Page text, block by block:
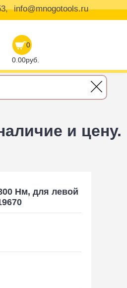
info@mnogotools.ru
0
0.00руб.
и цену.
Нм, для левой